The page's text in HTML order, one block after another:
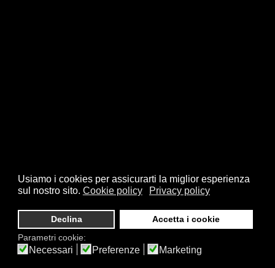
Usiamo i cookies per assicurarti la miglior esperienza
sul nostro sito. Cookie policy Privacy policy
Declina
Accetta i cookie
Parametri cookie:
Necessari Preferenze Marketing